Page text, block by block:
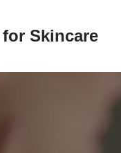
Skincare